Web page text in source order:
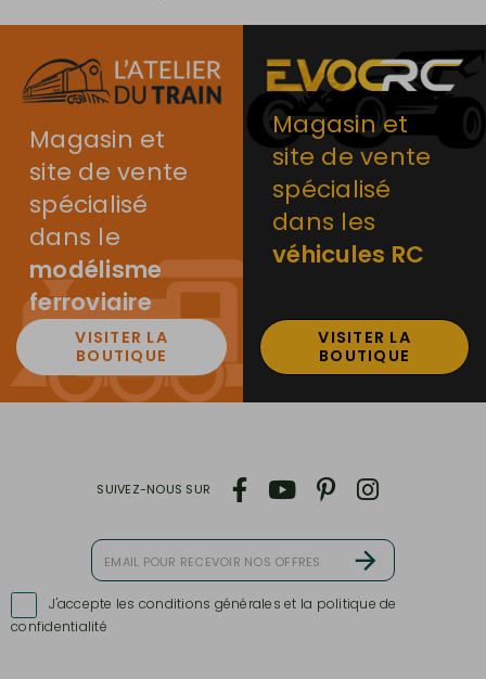
Magasin et
site de vente
spécialisé
dans le
modélisme
ferroviaire
VISITER LA
BOUTIQUE
Magasin et
site de vente
spécialisé
dans les
véhicules RC
VISITER LA
BOUTIQUE
J'accepte les conditions générales et la politique de
confidentialité
SUIVEZ-NOUS SUR